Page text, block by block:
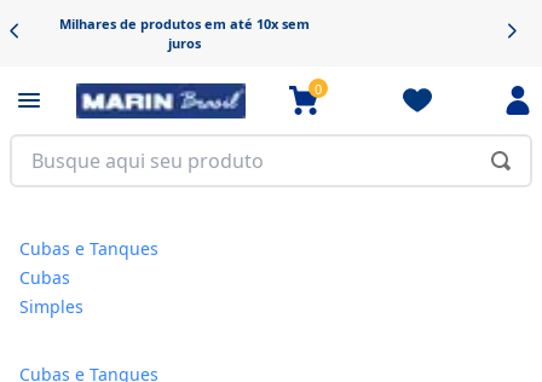
Frete grátis em produtos selecionados
0
Cubas e Tanques
Cubas
Simples
Cubas e Tanques